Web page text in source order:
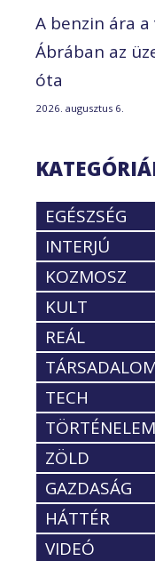
A benzin ára
Ábrában az
óta
2026. augusztus 6.
EGÉSZSÉG
INTERJÚ
KOZMOSZ
KULT
REÁL
TECH
TÖRTÉNELEM
ZÖLD
GAZDASÁG
HÁTTÉR
VIDEÓ